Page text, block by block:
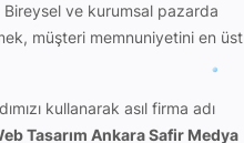
ve kurumsal pazarda
müşteri memnuniyetini en üst
kullanarak asıl firma adı
Tasarım Ankara Safir Medya